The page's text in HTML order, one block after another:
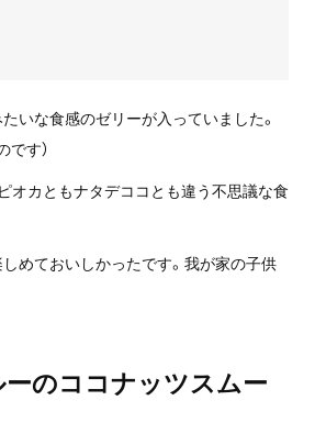
いな食感のゼリーが入っていました。
です）
オカともナタデココとも違う不思議な食
めておいしかったです。我が家の子供
のココナッツスムー